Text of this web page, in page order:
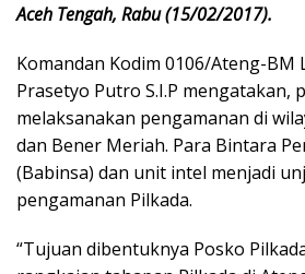
Aceh Tengah, Rabu (15/02/2017).
Komandan Kodim 0106/Ateng-
Prasetyo Putro S.I.P mengatakan,
melaksanakan pengamanan di
dan Bener Meriah. Para Bintara
(Babinsa) dan unit intel menjadi
pengamanan Pilkada.
“Tujuan dibentuknya Posko